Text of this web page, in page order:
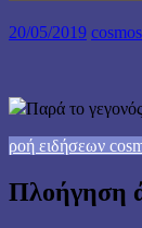
20/05/2019 cosmos
Παρά το
ροή ειδήσεων
Πλοήγηση